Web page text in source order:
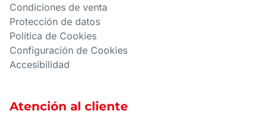
Condiciones de venta
Protección de datos
Política de Cookies
Configuración de Cookies
Accesibilidad
Atención al cliente